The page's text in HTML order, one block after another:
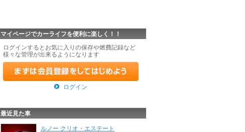
マイページでカーライフを便利に楽しく！！
ログインするとお気に入りの保存や燃費記録など
様々な管理が出来るようになります
ログイン
最近見た車
ルノー クリオ・エステート